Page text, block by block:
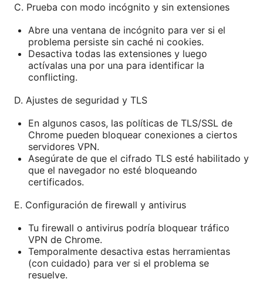
C. Prueba con modo incógnito y sin extensiones
Abre una ventana de incógnito para ver si el
problema persiste sin caché ni cookies.
Desactiva todas las extensiones y luego
actívalas una por una para identificar la
conflicting.
D. Ajustes de seguridad y TLS
En algunos casos, las políticas de TLS/SSL de
Chrome pueden bloquear conexiones a ciertos
servidores VPN.
Asegúrate de que el cifrado TLS esté habilitado y
que el navegador no esté bloqueando
certificados.
E. Configuración de firewall y antivirus
Tu firewall o antivirus podría bloquear tráfico
VPN de Chrome.
Temporalmente desactiva estas herramientas
(con cuidado) para ver si el problema se
resuelve.